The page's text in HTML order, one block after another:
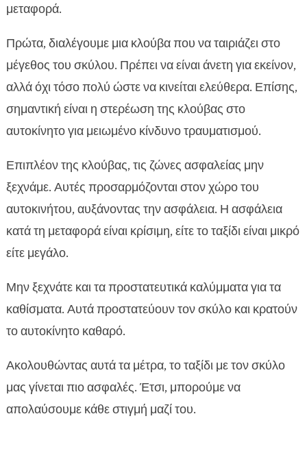
μεταφορά.
Πρώτα, διαλέγουμε μια κλούβα που να ταιριάζει στο
μέγεθος του σκύλου. Πρέπει να είναι άνετη για εκείνον,
αλλά όχι τόσο πολύ ώστε να κινείται ελεύθερα. Επίσης,
σημαντική είναι η στερέωση της κλούβας στο
αυτοκίνητο για μειωμένο κίνδυνο τραυματισμού.
Επιπλέον της κλούβας, τις ζώνες ασφαλείας μην
ξεχνάμε. Αυτές προσαρμόζονται στον χώρο του
αυτοκινήτου, αυξάνοντας την ασφάλεια. Η ασφάλεια
κατά τη μεταφορά είναι κρίσιμη, είτε το ταξίδι είναι μικρό
είτε μεγάλο.
Μην ξεχνάτε και τα προστατευτικά καλύμματα για τα
καθίσματα. Αυτά προστατεύουν τον σκύλο και κρατούν
το αυτοκίνητο καθαρό.
Ακολουθώντας αυτά τα μέτρα, το ταξίδι με τον σκύλο
μας γίνεται πιο ασφαλές. Έτσι, μπορούμε να
απολαύσουμε κάθε στιγμή μαζί του.